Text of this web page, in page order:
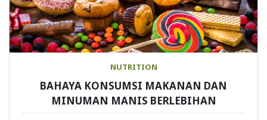
NUTRITION
BAHAYA KONSUMSI MAKANAN DAN
MINUMAN MANIS BERLEBIHAN